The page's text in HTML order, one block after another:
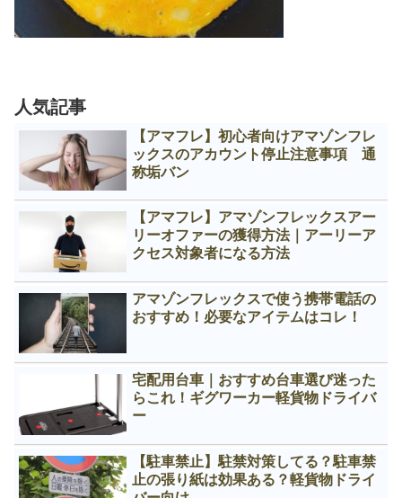
人気記事
【アマフレ】初心者向けアマゾンフレ
ックスのアカウント停止注意事項 通
称垢バン
【アマフレ】アマゾンフレックスアー
リーオファーの獲得方法｜アーリーア
クセス対象者になる方法
アマゾンフレックスで使う携帯電話の
おすすめ！必要なアイテムはコレ！
宅配用台車｜おすすめ台車選び迷った
らこれ！ギグワーカー軽貨物ドライバ
ー
【駐車禁止】駐禁対策してる？駐車禁
止の張り紙は効果ある？軽貨物ドライ